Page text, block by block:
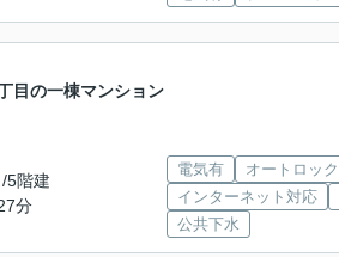
目の一棟マンション
5階建
分
電気有 オートロック
インターネット対応
公共下水